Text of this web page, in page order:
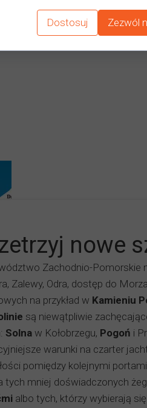
nowe
Zachodnio-Pomorskie
Zalewy, Odra, dostęp do
na przykład w Kamieniu
są niewątpliwie
Solna w Kołobrzegu, Pogoń i
warunki na czarter
pomiędzy kolejnymi
tych mniej doświadczonych
albo tych, którzy wybierają
Dostosuj Zezwól